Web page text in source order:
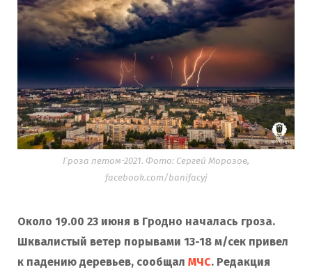
Гроза летом-2021. Фото: Сергей Морозов,
facebook.com/banifacyj
Около 19.00 23 июня в Гродно началась гроза.
Шквалистый ветер порывами 13-18 м/сек привел
к падению деревьев, сообщал МЧС. Редакция